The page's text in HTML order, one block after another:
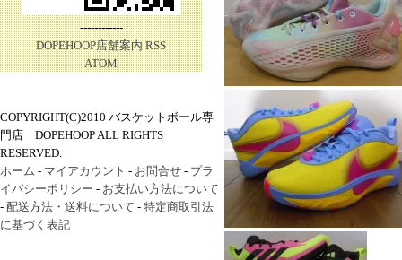
------------
DOPEHOOP店舗案内 RSS
ATOM
COPYRIGHT(C)2010 バスケットボール専
門店 DOPEHOOP ALL RIGHTS
RESERVED.
ホーム - マイアカウント - お問合せ - プラ
イバシーポリシー - お支払い方法について
- 配送方法・送料について - 特定商取引法
に基づく表記